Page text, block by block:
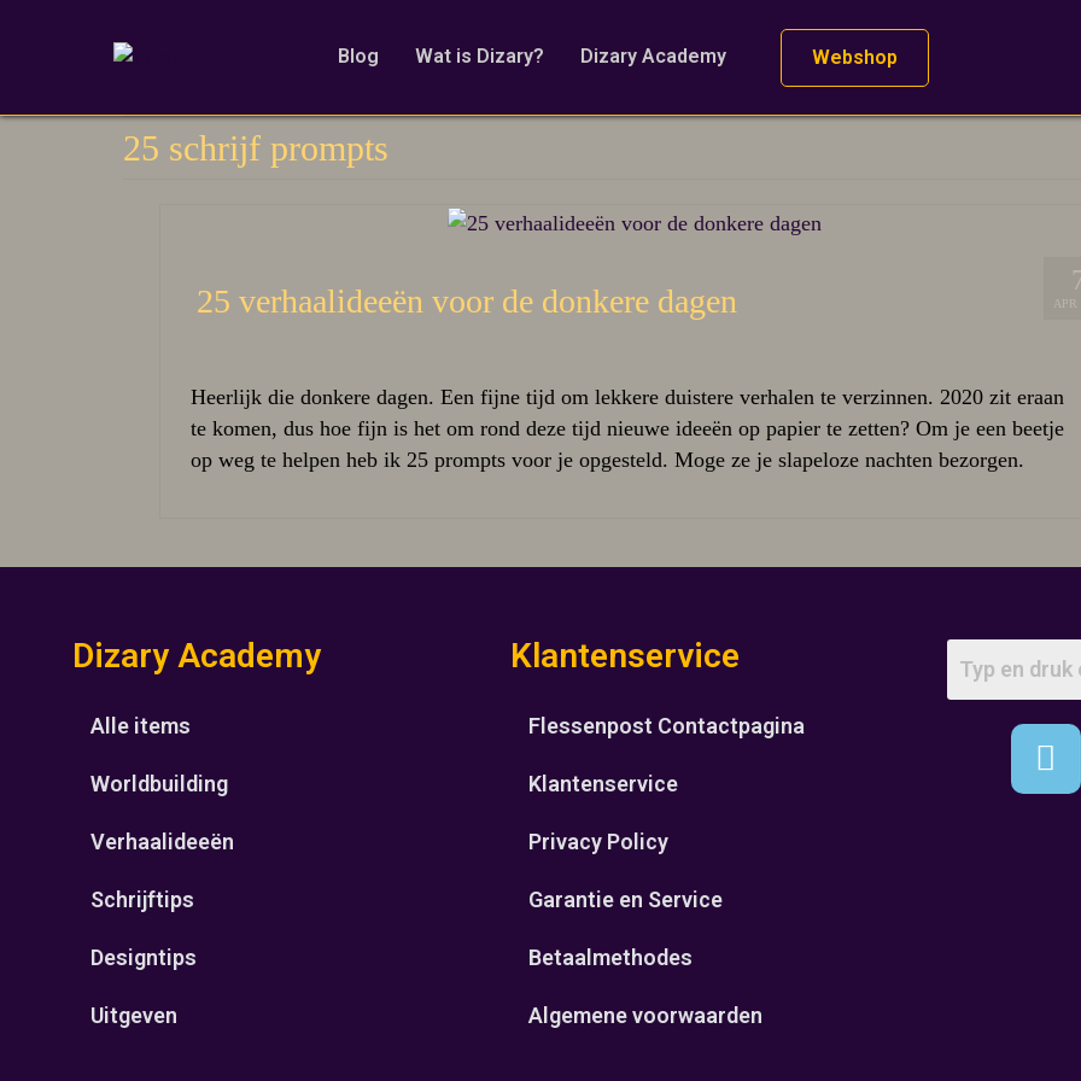
Blog Wat is Dizary? Dizary Academy Webshop
25 schrijf prompts
APR
25 verhaalideeën voor de donkere dagen
Heerlijk die donkere dagen. Een fijne tijd om lekkere duistere verhalen te verzinnen. 2020 zit eraan
te komen, dus hoe fijn is het om rond deze tijd nieuwe ideeën op papier te zetten? Om je een beetje
op weg te helpen heb ik 25 prompts voor je opgesteld. Moge ze je slapeloze nachten bezorgen.
Dizary Academy
Alle items
Worldbuilding
Verhaalideeën
Schrijftips
Designtips
Uitgeven
Klantenservice
Flessenpost Contactpagina
Klantenservice
Privacy Policy
Garantie en Service
Betaalmethodes
Algemene voorwaarden